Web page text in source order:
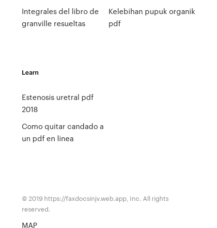
Integrales del libro de
granville resueltas
Kelebihan pupuk organik
pdf
Learn
Estenosis uretral pdf
2018
Como quitar candado a
un pdf en linea
© 2019 https://faxdocsinjv.web.app, Inc. All rights
reserved.
MAP